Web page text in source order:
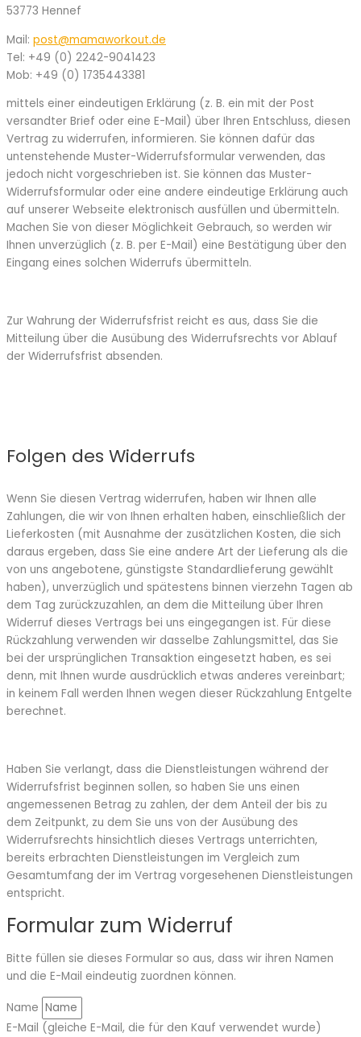
53773 Hennef
Mail: post@mamaworkout.de
Tel: +49 (0) 2242-9041423
Mob: +49 (0) 1735443381
mittels einer eindeutigen Erklärung (z. B. ein mit der Post
versandter Brief oder eine E-Mail) über Ihren Entschluss, diesen
Vertrag zu widerrufen, informieren. Sie können dafür das
untenstehende Muster-Widerrufsformular verwenden, das
jedoch nicht vorgeschrieben ist. Sie können das Muster-
Widerrufsformular oder eine andere eindeutige Erklärung auch
auf unserer Webseite elektronisch ausfüllen und übermitteln.
Machen Sie von dieser Möglichkeit Gebrauch, so werden wir
Ihnen unverzüglich (z. B. per E-Mail) eine Bestätigung über den
Eingang eines solchen Widerrufs übermitteln.
Zur Wahrung der Widerrufsfrist reicht es aus, dass Sie die
Mitteilung über die Ausübung des Widerrufsrechts vor Ablauf
der Widerrufsfrist absenden.
Folgen des Widerrufs
Wenn Sie diesen Vertrag widerrufen, haben wir Ihnen alle
Zahlungen, die wir von Ihnen erhalten haben, einschließlich der
Lieferkosten (mit Ausnahme der zusätzlichen Kosten, die sich
daraus ergeben, dass Sie eine andere Art der Lieferung als die
von uns angebotene, günstigste Standardlieferung gewählt
haben), unverzüglich und spätestens binnen vierzehn Tagen ab
dem Tag zurückzuzahlen, an dem die Mitteilung über Ihren
Widerruf dieses Vertrags bei uns eingegangen ist. Für diese
Rückzahlung verwenden wir dasselbe Zahlungsmittel, das Sie
bei der ursprünglichen Transaktion eingesetzt haben, es sei
denn, mit Ihnen wurde ausdrücklich etwas anderes vereinbart;
in keinem Fall werden Ihnen wegen dieser Rückzahlung Entgelte
berechnet.
Haben Sie verlangt, dass die Dienstleistungen während der
Widerrufsfrist beginnen sollen, so haben Sie uns einen
angemessenen Betrag zu zahlen, der dem Anteil der bis zu
dem Zeitpunkt, zu dem Sie uns von der Ausübung des
Widerrufsrechts hinsichtlich dieses Vertrags unterrichten,
bereits erbrachten Dienstleistungen im Vergleich zum
Gesamtumfang der im Vertrag vorgesehenen Dienstleistungen
entspricht.
Formular zum Widerruf
Bitte füllen sie dieses Formular so aus, dass wir ihren Namen
und die E-Mail eindeutig zuordnen können.
Name
E-Mail (gleiche E-Mail, die für den Kauf verwendet wurde)